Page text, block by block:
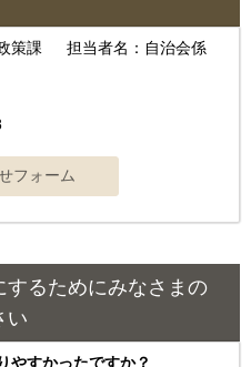
策課 担当者名：自治会係
するためにみなさまの
い
やすかったですか？